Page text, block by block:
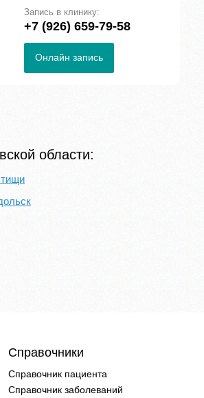
Запись в клинику:
+7 (926) 659-79-58
Онлайн запись
области:
Справочники
Справочник пациента
Справочник заболеваний